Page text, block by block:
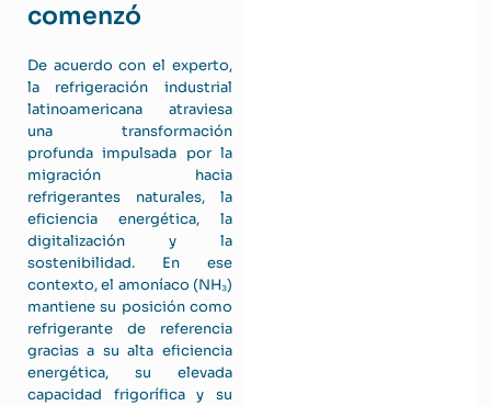
comenzó
De acuerdo con el experto,
la refrigeración industrial
latinoamericana atraviesa
una transformación
profunda impulsada por la
migración hacia
refrigerantes naturales, la
eficiencia energética, la
digitalización y la
sostenibilidad. En ese
contexto, el amoníaco (NH₃)
mantiene su posición como
refrigerante de referencia
gracias a su alta eficiencia
energética, su elevada
capacidad frigorífica y su